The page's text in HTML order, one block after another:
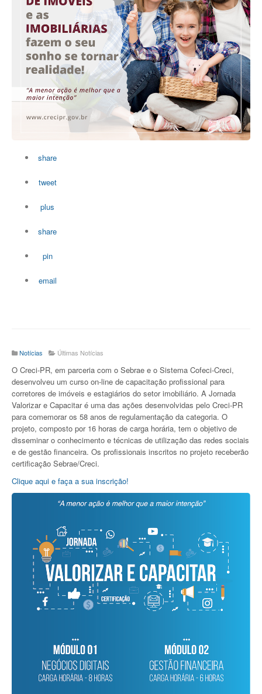
share
tweet
plus
share
pin
email
Notícias Últimas Notícias
O Creci-PR, em parceria com o Sebrae e o Sistema Cofeci-Creci,
desenvolveu um curso on-line de capacitação profissional para
corretores de imóveis e estagiários do setor imobiliário. A Jornada
Valorizar e Capacitar é uma das ações desenvolvidas pelo Creci-PR
para comemorar os 58 anos de regulamentação da categoria. O
projeto, composto por 16 horas de carga horária, tem o objetivo de
disseminar o conhecimento e técnicas de utilização das redes sociais
e de gestão financeira. Os profissionais inscritos no projeto receberão
certificação Sebrae/Creci.
Clique aqui e faça a sua inscrição!